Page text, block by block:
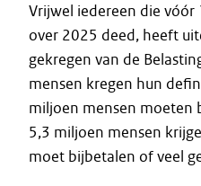
Vrijwel iedereen die
over 2025 deed, heeft
gekregen van de
mensen kregen hun
miljoen mensen moeten
5,3 miljoen mensen
moet bijbetalen of veel